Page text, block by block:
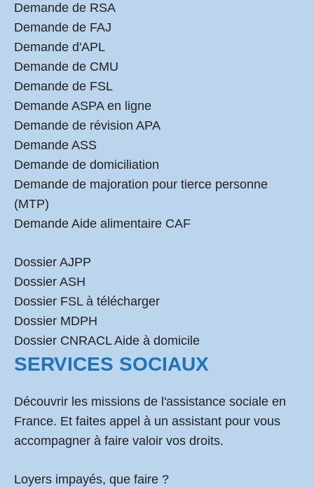
Demande de RSA
Demande de FAJ
Demande d'APL
Demande de CMU
Demande de FSL
Demande ASPA en ligne
Demande de révision APA
Demande ASS
Demande de domiciliation
Demande de majoration pour tierce personne
(MTP)
Demande Aide alimentaire CAF
Dossier AJPP
Dossier ASH
Dossier FSL à télécharger
Dossier MDPH
Dossier CNRACL Aide à domicile
SERVICES SOCIAUX
Découvrir les missions de l'assistance sociale en
France. Et faites appel à un assistant pour vous
accompagner à faire valoir vos droits.
Loyers impayés, que faire ?